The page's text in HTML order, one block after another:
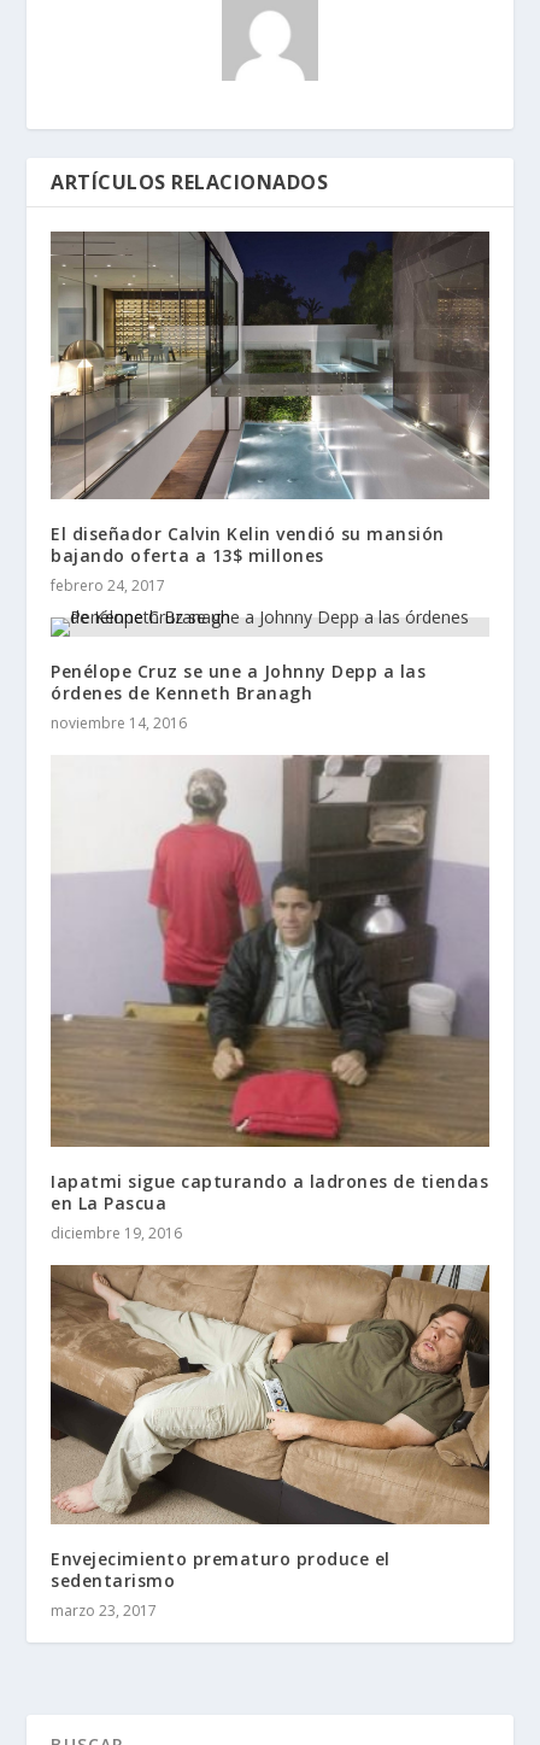
ARTÍCULOS RELACIONADOS
El diseñador Calvin Kelin vendió su mansión
bajando oferta a 13$ millones
febrero 24, 2017
Penélope Cruz se une a Johnny Depp a las
órdenes de Kenneth Branagh
noviembre 14, 2016
Iapatmi sigue capturando a ladrones de tiendas
en La Pascua
diciembre 19, 2016
Envejecimiento prematuro produce el
sedentarismo
marzo 23, 2017